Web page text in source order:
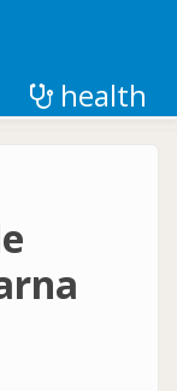
health